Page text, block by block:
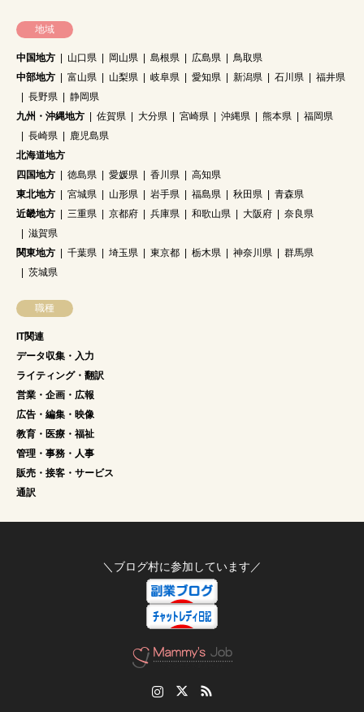
地域
中国地方 山口県 岡山県 島根県 広島県
鳥取県
中部地方
富山県 山梨県 岐阜県 愛知県 新潟県 石川県
福井県
長野県
静岡県
九州・沖縄地方
佐賀県 大分県 宮崎県 沖縄県 熊本県
福岡県
長崎県
鹿児島県
北海道地方
四国地方
徳島県 愛媛県 香川県
高知県
東北地方
宮城県 山形県 岩手県 福島県 秋田県
青森県
近畿地方
三重県 京都府 兵庫県 和歌山県 大阪府
奈良県
滋賀県
関東地方
千葉県 埼玉県 東京都 栃木県 神奈川県
群馬県
茨城県
職種
IT関連
データ収集・入力
ライティング・翻訳
営業・企画・広報
広告・編集・映像
教育・医療・福祉
管理・事務・人事
販売・接客・サービス
通訳
＼ブログ村に参加しています／